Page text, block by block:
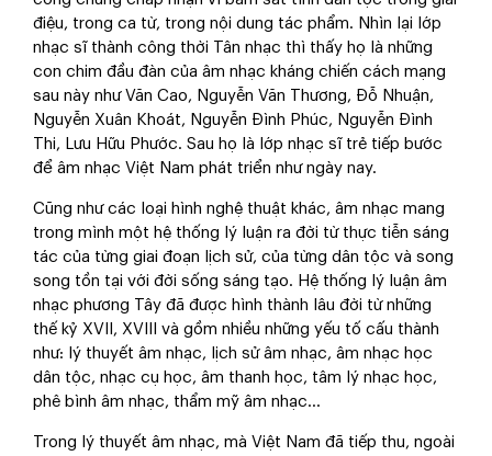
điệu, trong ca từ, trong nội dung tác phẩm. Nhìn lại lớp
nhạc sĩ thành công thời Tân nhạc thì thấy họ là những
con chim đầu đàn của âm nhạc kháng chiến cách mạng
sau này như Văn Cao, Nguyễn Văn Thương, Đỗ Nhuận,
Nguyễn Xuân Khoát, Nguyễn Đình Phúc, Nguyễn Đình
Thi, Lưu Hữu Phước. Sau họ là lớp nhạc sĩ trẻ tiếp bước
để âm nhạc Việt Nam phát triển như ngày nay.
Cũng như các loại hình nghệ thuật khác, âm nhạc mang
trong mình một hệ thống lý luận ra đời từ thực tiễn sáng
tác của từng giai đoạn lịch sử, của từng dân tộc và song
song tồn tại với đời sống sáng tạo. Hệ thống lý luận âm
nhạc phương Tây đã được hình thành lâu đời từ những
thế kỷ XVII, XVIII và gồm nhiều những yếu tố cấu thành
như: lý thuyết âm nhạc, lịch sử âm nhạc, âm nhạc học
dân tộc, nhạc cụ học, âm thanh học, tâm lý nhạc học,
phê bình âm nhạc, thẩm mỹ âm nhạc...
Trong lý thuyết âm nhạc, mà Việt Nam đã tiếp thu, ngoài